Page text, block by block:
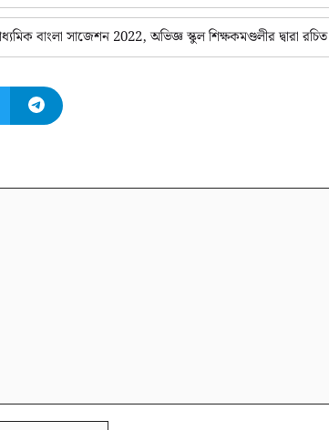
সাজেশন 2022, অভিজ্ঞ স্কুল শিক্ষকমণ্ডলীর দ্বারা রচিত